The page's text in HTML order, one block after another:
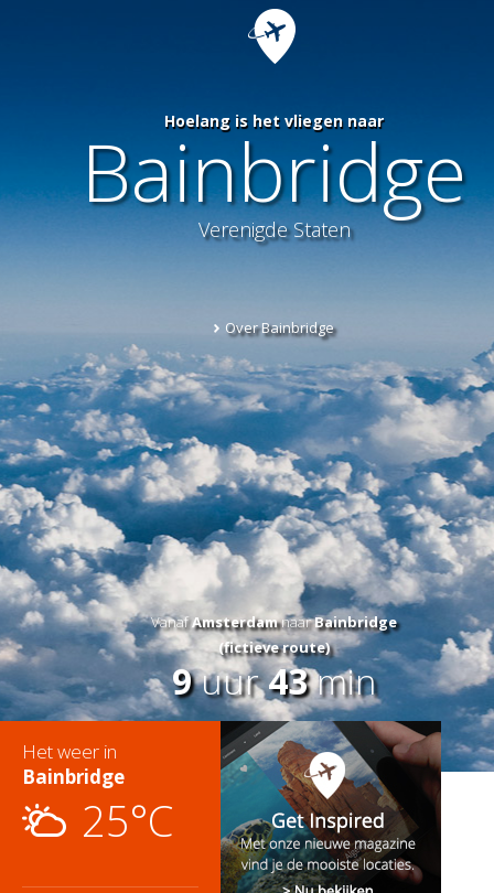
Hoelang is het vliegen naar
Bainbridge
Verenigde Staten
Over Bainbridge
VanafAmsterdamnaarBainbridge
(fictieve route)
9uur43min
Het weer in
Bainbridge
25°C